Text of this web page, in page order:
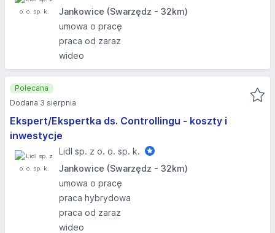
Jankowice (Swarzędz - 32km)
umowa o pracę
praca od zaraz
wideo
Ekspert/Ekspertka ds. Controllingu - koszty i
inwestycje
Lidl sp. z o. o. sp. k.
Jankowice (Swarzędz - 32km)
umowa o pracę
praca hybrydowa
praca od zaraz
wideo
Polecana
Dodana 3 sierpnia